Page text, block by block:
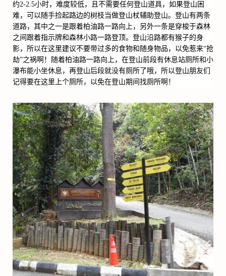
约2-2.5小时，难度较低，且不需要任何登山道具，如果登山困
难，可以随手捡起路边的树枝当做登山杖辅助登山。登山有两条
道路，其中之一是跟着柏油路一路向上，另外一条是穿梭于森林
之间跟着指示牌和森林小路一路登顶。登山沿路都有猴子的身
影，所以在这里建议不要带过多的食物和随身物品，以免惹来“抢
劫”之祸啊！随着柏油路一路向上，在登山前段有休息站厕所和小
瀑布能小坐休息，再登山后段就没有厕所了哦，所以登山朋友们
记得要在这里上个厕所，以免在登山期间找厕所啊！